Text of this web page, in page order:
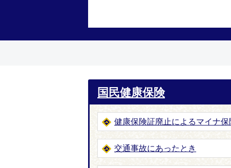
国民健康保険
健康保険証廃止によるマイナ
交通事故にあったとき